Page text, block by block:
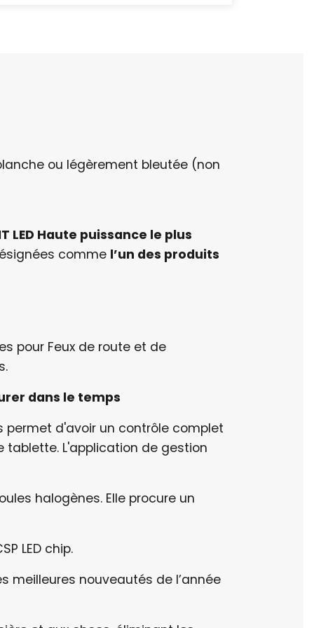
ou légèrement bleutée (non
LED Haute puissance le plus
comme l’un des produits
pour Feux de route et de
dans le temps
permet d'avoir un contrôle complet
tablette. L'application de gestion
halogènes. Elle procure un
LED chip.
meilleures nouveautés de l’année